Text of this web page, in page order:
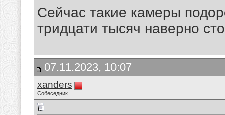
Сейчас такие камеры
тридцати тысяч наверно
07.11.2023, 10:07
xanders
Собеседник